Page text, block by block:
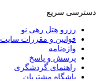
دسترسی سریع
رزرو هتل رهی نو
قوانین و مقررات سایت
واژه‌نامه
پرسش و پاسخ
راهنمای گردشگری
باشگاه مشتریان